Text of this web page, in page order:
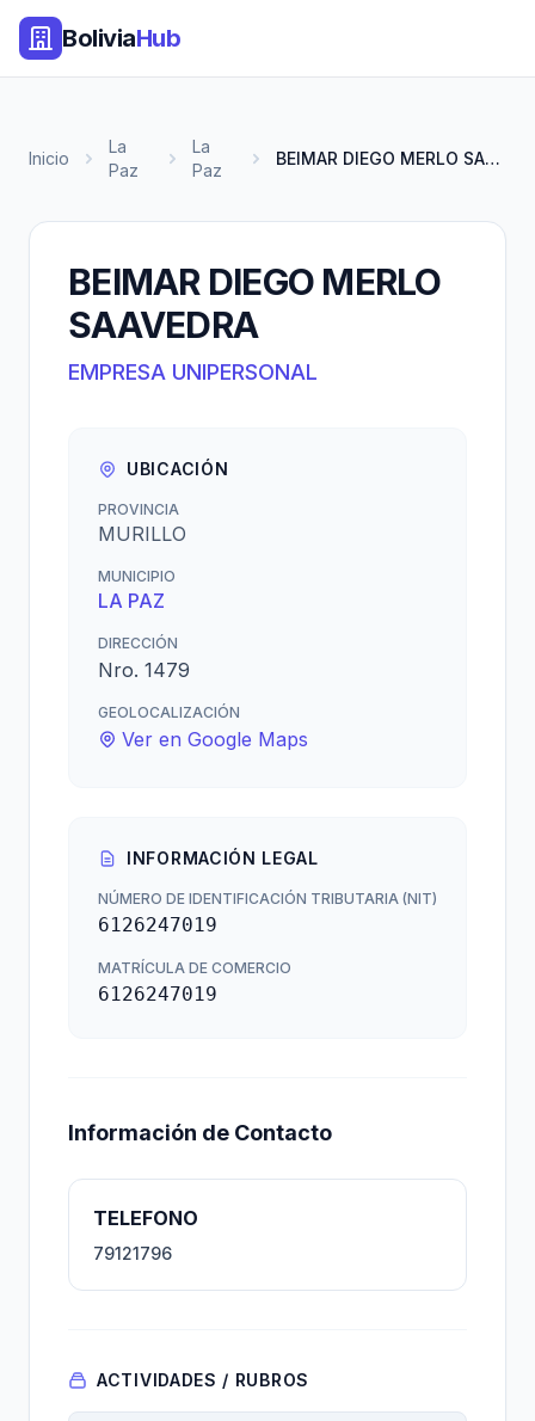
BoliviaHub
Inicio
La
Paz
La
Paz
BEIMAR DIEGO MERLO SAAVEDRA
BEIMAR DIEGO MERLO
SAAVEDRA
EMPRESA UNIPERSONAL
UBICACIÓN
PROVINCIA
MURILLO
MUNICIPIO
LA PAZ
DIRECCIÓN
Nro. 1479
GEOLOCALIZACIÓN
Ver en Google Maps
INFORMACIÓN LEGAL
NÚMERO DE IDENTIFICACIÓN TRIBUTARIA (NIT)
6126247019
MATRÍCULA DE COMERCIO
6126247019
Información de Contacto
TELEFONO
79121796
ACTIVIDADES / RUBROS